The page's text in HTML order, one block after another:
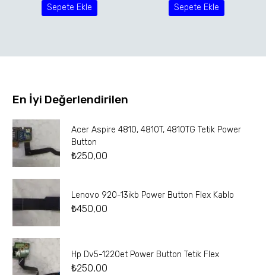
Sepete Ekle Sepete Ekle
En İyi Değerlendirilen
Acer Aspire 4810, 4810T, 4810TG Tetik Power
Button
₺250,00
Lenovo 920-13ikb Power Button Flex Kablo
₺450,00
Hp Dv5-1220et Power Button Tetik Flex
₺250,00